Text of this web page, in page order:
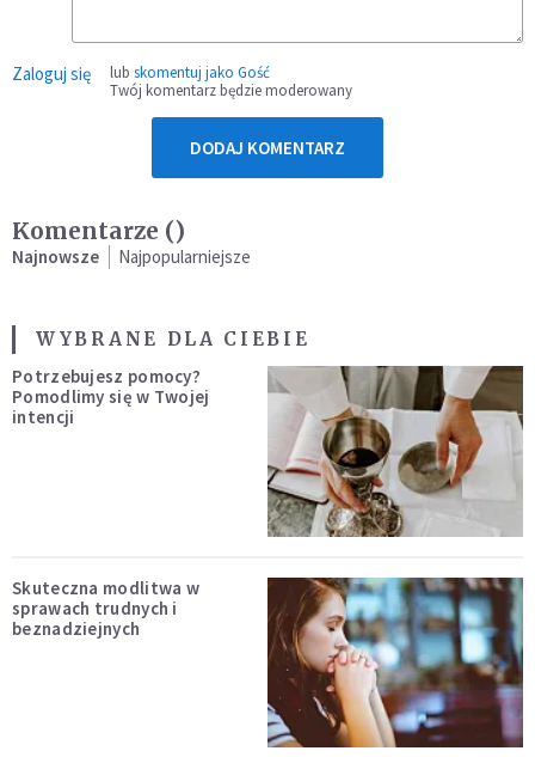
Zaloguj się lub skomentuj jako Gość
Twój komentarz będzie moderowany
DODAJ KOMENTARZ
Komentarze ()
Najnowsze Najpopularniejsze
WYBRANE DLA CIEBIE
Potrzebujesz pomocy?
Pomodlimy się w Twojej
intencji
Skuteczna modlitwa w
sprawach trudnych i
beznadziejnych